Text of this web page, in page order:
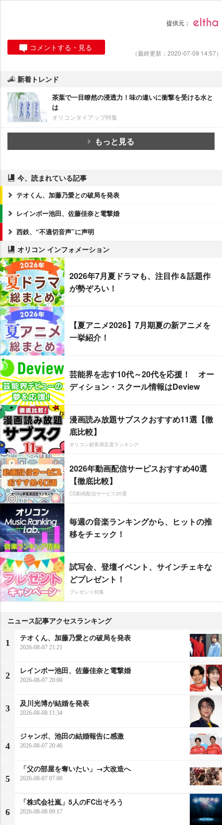
提供元：
コメントする・見る
（最終更新：2020-07-09 14:57）
新着トレンド
茶葉で一目瞭然の浸透力！味の違いに衝撃を受ける水と
は
オリコンタイアップ特集
もっと見る
今、読まれている記事
テオくん、加藤乃愛との破局を発表
レインボー池田、佐藤佳奈と電撃婚
西鉄、“不適切音声”に声明
オリコン インフォメーション
2026年7月夏ドラマも、注目作＆話題作
が勢ぞろい！
【夏アニメ2026】7月期夏の新アニメを
一挙紹介！
芸能界を志す10代～20代を応援！ オー
ディション・スクール情報はDeview
漫画読み放題サブスクおすすめ11選【徹
底比較】
オリコン顧客満足度ランキング
2026年動画配信サービスおすすめ40選
【徹底比較】
CS動画配信サービス20選
毎週の音楽ランキングから、ヒットの推
移をチェック！
試写会、登壇イベント、サインチェキな
どプレゼント！
プレゼント特集
ニュース記事アクセスランキング
1
テオくん、加藤乃愛との破局を発表
2026-08-07 21:21
2
レインボー池田、佐藤佳奈と電撃婚
2026-08-07 20:00
3
及川光博が結婚を発表
2026-08-08 11:34
4
ジャンボ、池田の結婚報告に感激
2026-08-07 20:46
5
「父の部屋を奪いたい」→大改造へ
2026-08-07 07:00
6
「株式会社嵐」5人のFC出そろう
2026-08-08 09:17